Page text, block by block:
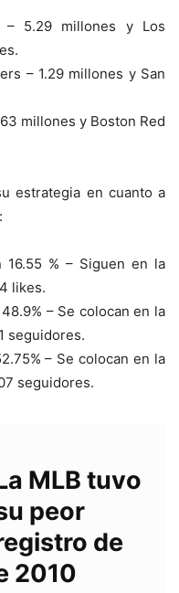
– 5.29 millones y Los
– 1.29 millones y San
millones y Boston Red
estrategia en cuanto a
16.55 % – Siguen en la
likes.
– Se colocan en la
seguidores.
– Se colocan en la
seguidores.
MLB tuvo
peor
de
2010